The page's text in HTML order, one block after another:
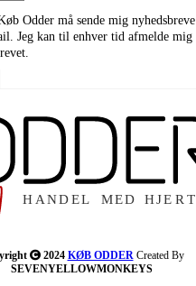
Odder må sende mig nyhedsbreve
Jeg kan til enhver tid afmelde mig
2024 KØB ODDER Created By
SEVENYELLOWMONKEYS